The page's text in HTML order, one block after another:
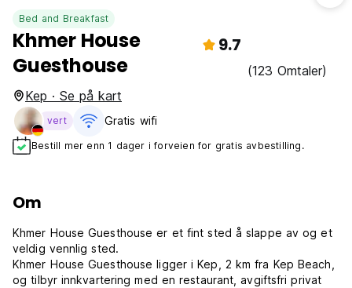
Bed and Breakfast
Khmer House
Guesthouse
9.7
(123 Omtaler)
Kep · Se på kart
vert Gratis wifi‎
Bestill mer enn 1 dager i forveien for gratis avbestilling.
Om
Khmer House Guesthouse er et fint sted å slappe av og et
veldig vennlig sted.
Khmer House Guesthouse ligger i Kep, 2 km fra Kep Beach,
og tilbyr innkvartering med en restaurant, avgiftsfri privat